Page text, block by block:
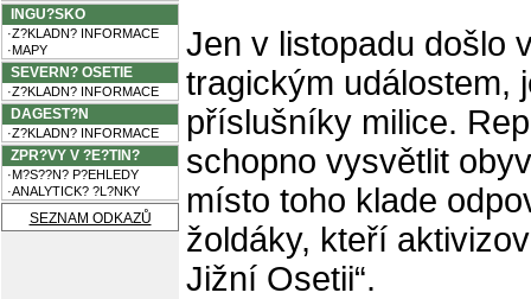
INGU?SKO
·Z?KLADN? INFORMACE
·MAPY
SEVERN? OSETIE
·Z?KLADN? INFORMACE
DAGEST?N
·Z?KLADN? INFORMACE
ZPR?VY V ?E?TIN?
·M?S??N? P?EHLEDY
·ANALYTICK? ?L?NKY
SEZNAM ODKAZŮ
Jen v listopadu došlo
tragickým událostem,
příslušníky milice.
schopno vysvětlit
místo toho klade
žoldáky, kteří
Jižní Osetii“.